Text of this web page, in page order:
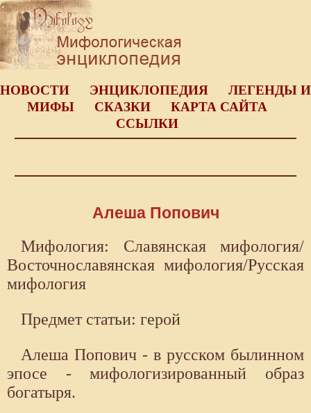
НОВОСТИ ЭНЦИКЛОПЕДИЯ
ЛЕГЕНДЫ И
МИФЫ
СКАЗКИ
КАРТА САЙТА
ССЫЛКИ
Алеша Попович
Мифология: Славянская мифология/
Восточнославянская мифология/Русская
мифология
Предмет статьи: герой
Алеша Попович - в русском былинном
эпосе - мифологизированный образ
богатыря.